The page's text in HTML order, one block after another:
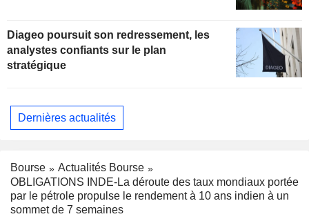
Diageo poursuit son redressement, les
analystes confiants sur le plan
stratégique
Dernières actualités
Bourse
Actualités Bourse
OBLIGATIONS INDE-La déroute des taux mondiaux portée
par le pétrole propulse le rendement à 10 ans indien à un
sommet de 7 semaines